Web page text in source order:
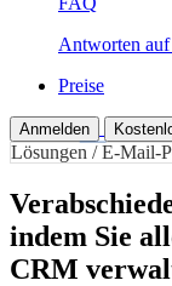
Antworten
Preise
Anmelden
Lösungen / E-Mail-
indem Sie
CRM